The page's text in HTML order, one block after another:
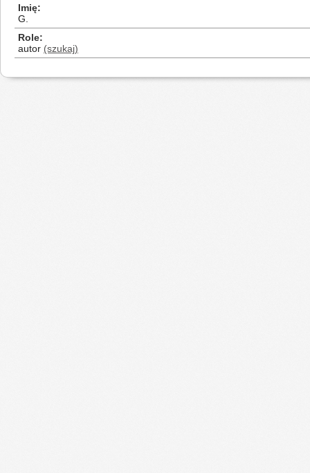
Imię
G.
Role
autor (szukaj)